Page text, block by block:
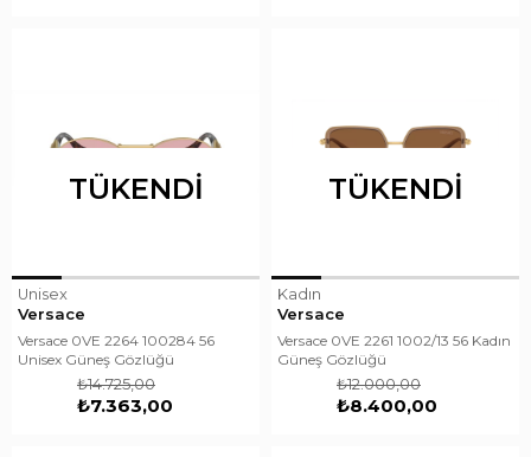
TÜKENDI
Unisex
Versace
Versace 0VE 2264 100284 56
Unisex Güneş Gözlüğü
₺7.363,00
₺14.725,00
TÜKENDI
Kadın
Versace
Versace 0VE 2261 1002/13 56 Kadın
Güneş Gözlüğü
₺8.400,00
₺12.000,00